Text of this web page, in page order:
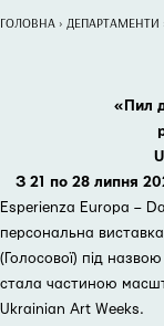
ГОЛОВНА › ДЕПАРТАМЕНТИ
«Пил
З 21 по 28 липня
Esperienza Europa –
персональна виставка
(Голосової) під
стала частиною
Ukrainian Art Weeks.